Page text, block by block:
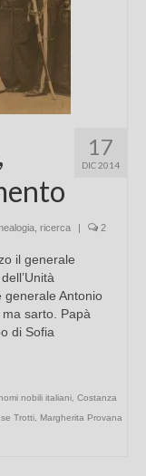
17
DIC 2014
ricerca | 2
il generale
generale Antonio
sarto. Papà
di Sofia
nobili italiani Costanza
Trotti
Margherita Provana